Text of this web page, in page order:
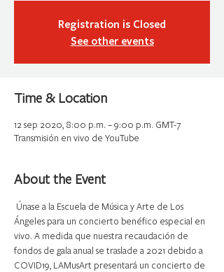
Registration is Closed
See other events
Time & Location
12 sep 2020, 8:00 p.m. – 9:00 p.m. GMT-7
Transmisión en vivo de YouTube
About the Event
Ángeles para un concierto benéfico especial en
vivo. A medida que nuestra recaudación de
fondos de gala anual se traslade a 2021 debido a
COVID19, LAMusArt presentará un concierto de